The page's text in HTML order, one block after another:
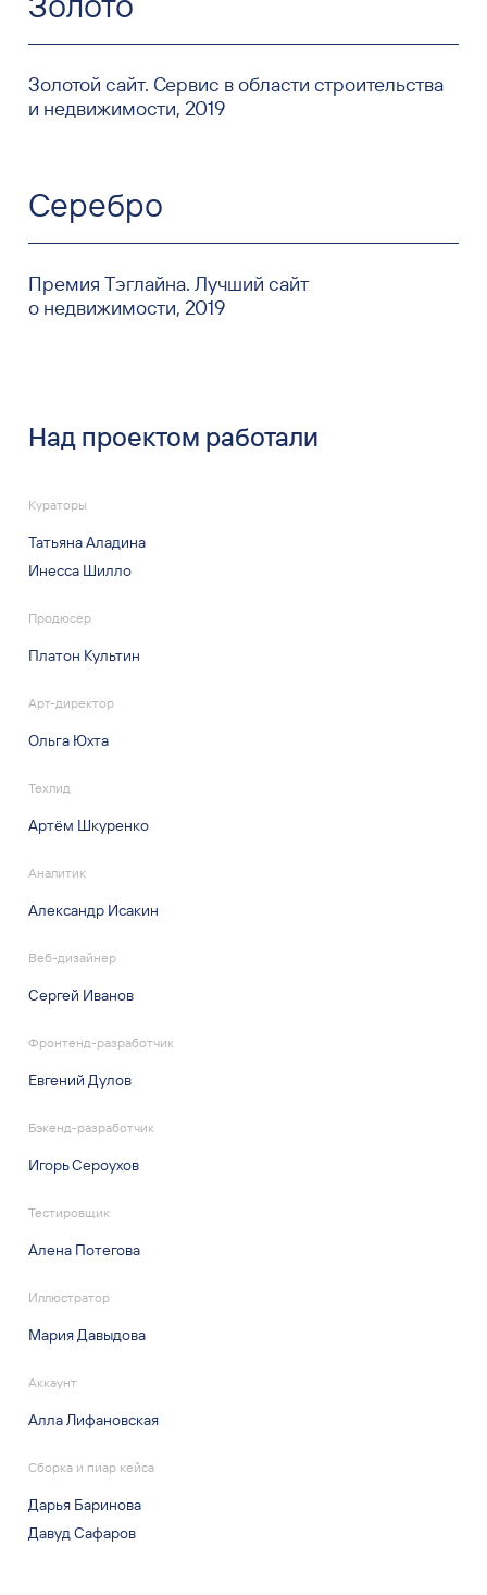
Золотой сайт. Сервис в области строительства
и недвижимости, 2019
Серебро
Премия Тэглайна. Лучший сайт
о недвижимости, 2019
Над проектом работали
Кураторы
Татьяна Аладина
Инесса Шилло
Продюсер
Платон Культин
Арт-директор
Ольга Юхта
Техлид
Артём Шкуренко
Аналитик
Александр Исакин
Веб-дизайнер
Сергей Иванов
Фронтенд-разработчик
Евгений Дулов
Бэкенд-разработчик
Игорь Сероухов
Тестировщик
Алена Потегова
Иллюстратор
Мария Давыдова
Аккаунт
Алла Лифановская
Сборка и пиар кейса
Дарья Баринова
Давуд Сафаров